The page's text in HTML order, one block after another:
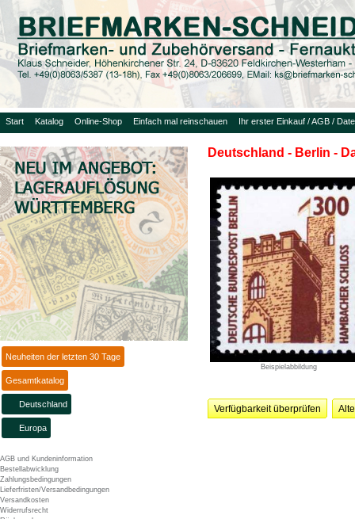
Start Katalog Online-Shop Einfach mal reinschauen Ihr erster Einkauf / AGB /
Neuheiten der letzten 30 Tage
Gesamtkatalog
Deutschland
Europa
AGB und Kundeninformation
Bestellabwicklung
Zahlungsbedingungen
Lieferfristen/Versandbedingungen
Versandkosten
Widerrufsrecht
Deutschland - Berlin -
Beispielabbildung
Verfügbarkeit überprüfen